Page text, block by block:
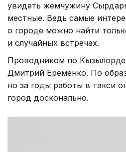
увидеть жемчужину
местные. Ведь самые
о городе можно найти
и случайных встречах.
Проводником по
Дмитрий Еременко. По
но за годы работы в такси
город досконально.